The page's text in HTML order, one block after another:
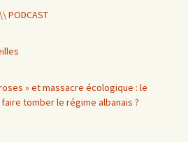
PODCAST
» et massacre écologique : le
tomber le régime albanais ?